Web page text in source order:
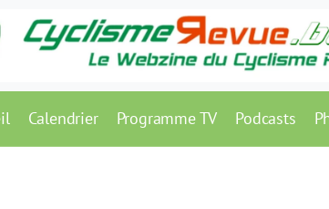
Calendrier Programme TV Podcasts